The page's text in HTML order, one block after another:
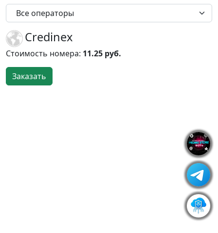
Все операторы
Credinex
Стоимость номера: 11.25 руб.
Заказать